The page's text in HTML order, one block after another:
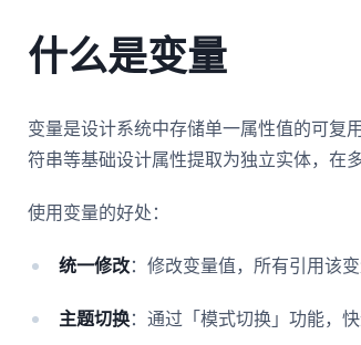
什么是变量
变量是设计系统中存储单一属性值的可复
符串等基础设计属性提取为独立实体，在
使用变量的好处：
统一修改：修改变量值，所有引用该
主题切换：通过「模式切换」功能，